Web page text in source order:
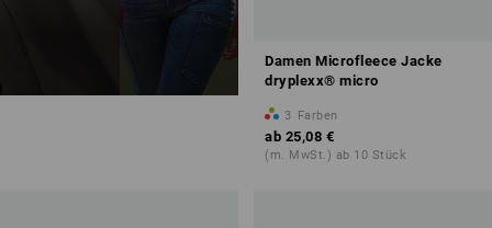
Damen Microfleece Jacke
dryplexx® micro
3 Farben
ab 25,08 €
(m. MwSt.) ab 10 Stück